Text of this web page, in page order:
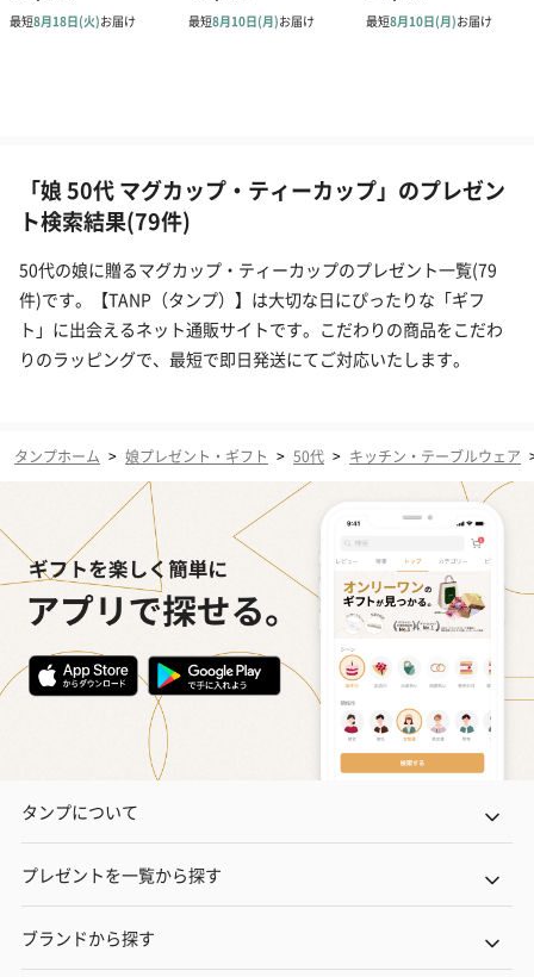
「娘 50代 マグカップ・ティーカップ」のプレゼン
ト検索結果(79件)
50代の娘に贈るマグカップ・ティーカップのプレゼント一覧(79
件)です。【TANP（タンプ）】は大切な日にぴったりな「ギフ
ト」に出会えるネット通販サイトです。こだわりの商品をこだわ
りのラッピングで、最短で即日発送にてご対応いたします。
タンプホーム > 娘プレゼント・ギフト > 50代 > キッチン・テーブルウェア
タンプについて
プレゼントを一覧から探す
ブランドから探す